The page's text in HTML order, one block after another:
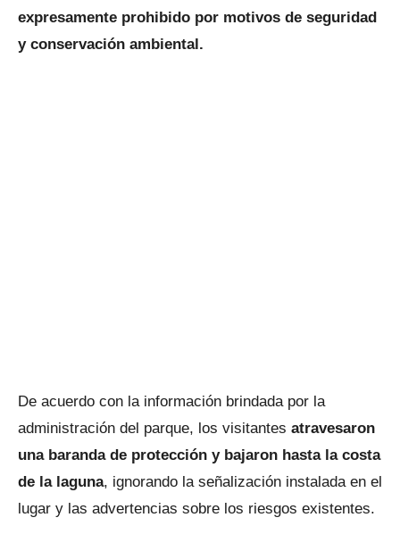
expresamente prohibido por motivos de seguridad
y conservación ambiental.
De acuerdo con la información brindada por la
administración del parque, los visitantes atravesaron
una baranda de protección y bajaron hasta la costa
de la laguna, ignorando la señalización instalada en el
lugar y las advertencias sobre los riesgos existentes.